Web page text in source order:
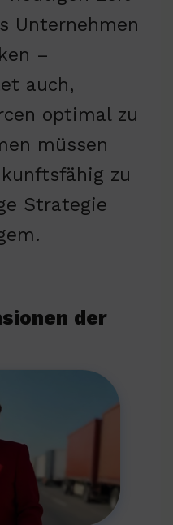
Unternehmen
–
auch,
optimal zu
müssen
zu
Strategie
der